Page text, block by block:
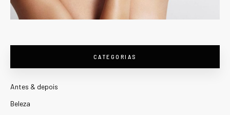
CATEGORIAS
Antes & depois
Beleza